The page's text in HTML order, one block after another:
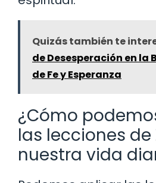
Quizás también te
de Desesperación en la
de Fe y Esperanza
¿Cómo
las lecciones de
nuestra vida